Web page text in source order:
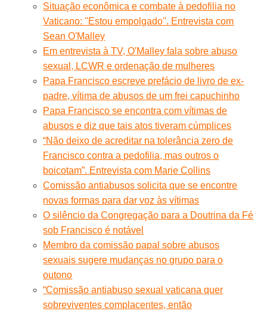
Situação econômica e combate à pedofilia no
Vaticano: ''Estou empolgado''. Entrevista com
Sean O'Malley
Em entrevista à TV, O'Malley fala sobre abuso
sexual, LCWR e ordenação de mulheres
Papa Francisco escreve prefácio de livro de ex-
padre, vítima de abusos de um frei capuchinho
Papa Francisco se encontra com vítimas de
abusos e diz que tais atos tiveram cúmplices
“Não deixo de acreditar na tolerância zero de
Francisco contra a pedofilia, mas outros o
boicotam”. Entrevista com Marie Collins
Comissão antiabusos solicita que se encontre
novas formas para dar voz às vítimas
O silêncio da Congregação para a Doutrina da Fé
sob Francisco é notável
Membro da comissão papal sobre abusos
sexuais sugere mudanças no grupo para o
outono
“Comissão antiabuso sexual vaticana quer
sobreviventes complacentes, então